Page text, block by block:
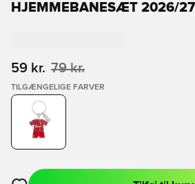
HJEMMEBANESÆT 2026/
59 kr. 79 kr.
TILGÆNGELIGE FARVER